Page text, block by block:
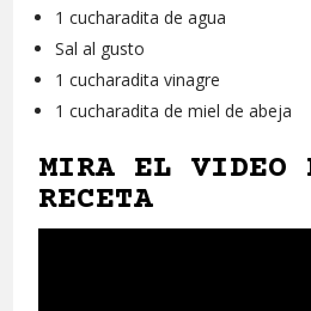
1 cucharadita de agua
Sal al gusto
1 cucharadita vinagre
1 cucharadita de miel de abeja
MIRA EL VIDEO
RECETA